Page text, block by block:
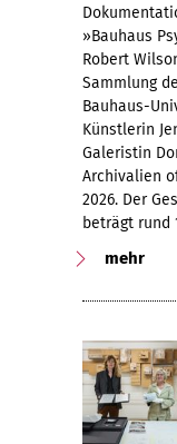
»Bauhaus
Robert
Sammlung
Bauhaus-
Künstlerin
Galeristin
Archivalien
2026. Der
beträgt rund
mehr